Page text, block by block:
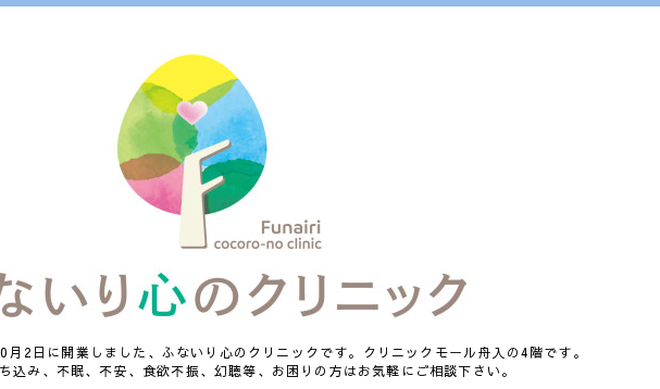
2日に開業しました、ふないり心のクリニックです。クリニックモール舟入の4階です。
込み、不眠、不安、食欲不振、幻聴等、お困りの方はお気軽にご相談下さい。